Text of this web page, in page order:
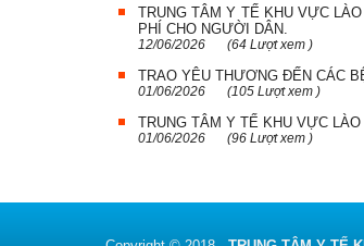
TRUNG TÂM Y TẾ KHU VỰC
PHÍ CHO NGƯỜI DÂN.
12/06/2026 (64 Lượt xem )
TRAO YÊU THƯƠNG ĐẾN CÁC
01/06/2026 (105 Lượt xem )
TRUNG TÂM Y TẾ KHU VỰC
01/06/2026 (96 Lượt xem )